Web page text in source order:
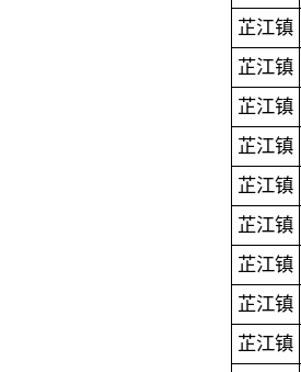
芷江镇
芷江镇
芷江镇
芷江镇
芷江镇
芷江镇
芷江镇
芷江镇
芷江镇